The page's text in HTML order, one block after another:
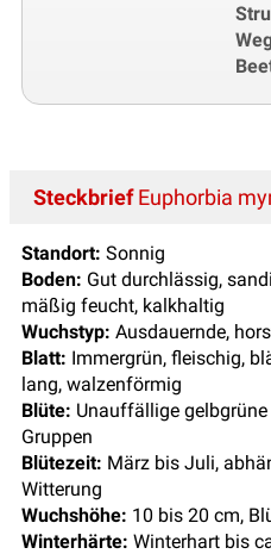
SteckbriefEuphorbia
Standort: Sonnig
Boden: Gut durchlässig,
mäßig feucht, kalkhaltig
Wuchstyp: Ausdauernde,
Blatt: Immergrün, fleischig,
lang, walzenförmig
Blüte: Unauffällige
Gruppen
Blütezeit: März bis Juli,
Witterung
Wuchshöhe: 10 bis 20 cm,
Winterhärte: Winterhart bis